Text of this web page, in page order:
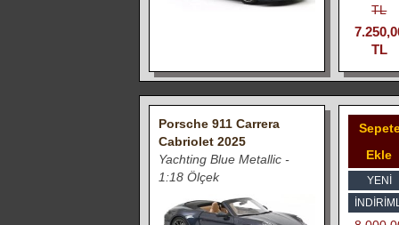
TL
TL
Porsche 911 Carrera
Cabriolet 2025
Yachting Blue Metallic -
1:18 Ölçek
Ekle
YENİ